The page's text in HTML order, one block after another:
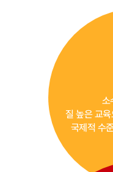
소
질 높은 교
국제적 수